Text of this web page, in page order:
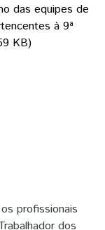
das equipes de
à 9ª
KB)
profissionais
dos